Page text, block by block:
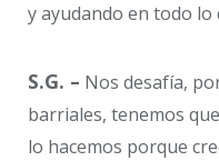
y ayudando en todo lo
S.G. – Nos desafía,
barriales, tenemos
lo hacemos porque